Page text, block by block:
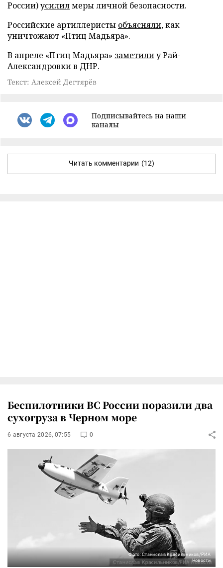
России)усилилмеры личной безопасности.
Российские артиллеристы объясняли, как
уничтожают «Птиц Мадьяра».
В апреле «Птиц Мадьяра» заметилиу Рай-
Александровки в ДНР.
Текст: Алексей Дегтярёв
Подписывайтесь на наши
каналы
Читать комментарии (12)
Беспилотники ВС России поразили два
сухогруза в Черном море
6 августа 2026, 07:55 0
Фото: Станислав Красильников/РИА
Новости